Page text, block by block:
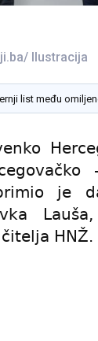
Ilustracija
list među
je
HNŽ.